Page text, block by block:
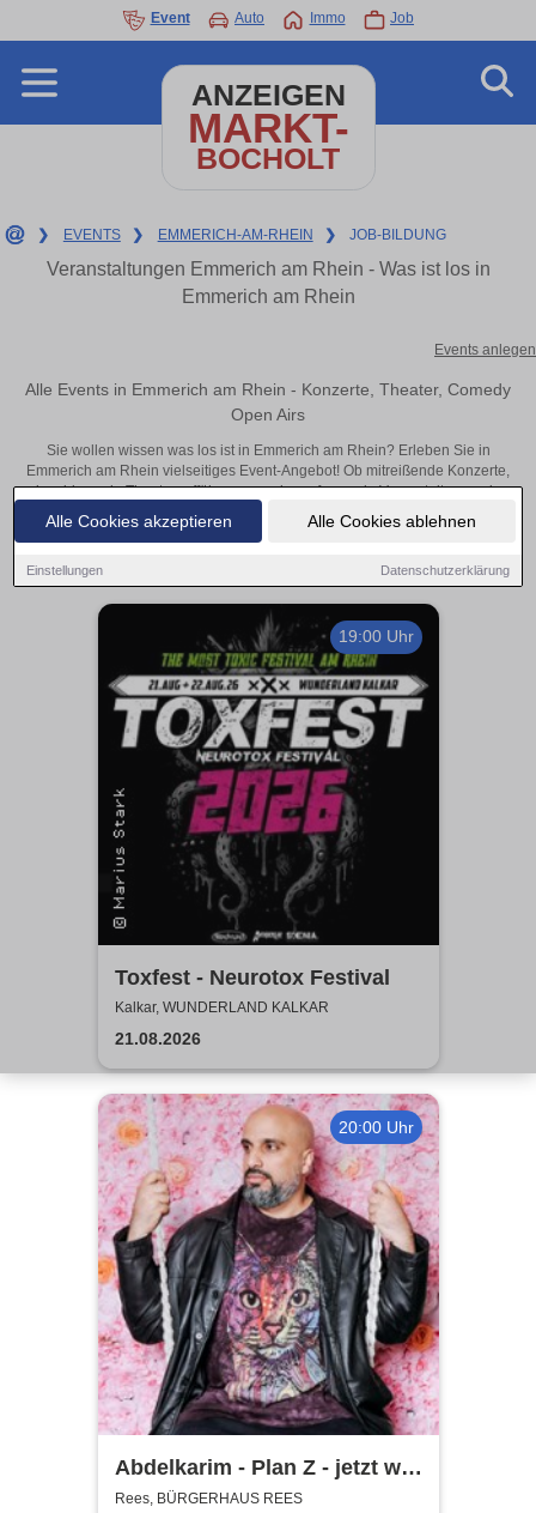
Alle Cookies akzeptieren Alle Cookies ablehnen
Einstellungen Datenschutzerklärung
Event Auto Immo Job
ANZEIGEN
MARKT-
BOCHOLT
❯ EVENTS ❯ EMMERICH-AM-RHEIN ❯ JOB-BILDUNG
Veranstaltungen Emmerich am Rhein - Was ist los in
Emmerich am Rhein
Events anlegen
Alle Events in Emmerich am Rhein - Konzerte, Theater, Comedy
Open Airs
Sie wollen wissen was los ist in Emmerich am Rhein? Erleben Sie in
Emmerich am Rhein vielseitiges Event-Angebot! Ob mitreißende Konzerte,
inspirierende Theateraufführungen oder aufregende Veranstaltungen in
Emmerich am Rhein – hier finden alles im Überblick und Tickets.
19:00 Uhr
Toxfest - Neurotox Festival
Kalkar, WUNDERLAND KALKAR
21.08.2026
20:00 Uhr
Abdelkarim - Plan Z - jetzt will
er´s wissen!
Rees, BÜRGERHAUS REES